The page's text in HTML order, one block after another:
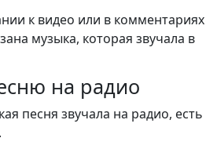
к видео или в комментариях
музыка, которая звучала в
на радио
песня звучала на радио, есть